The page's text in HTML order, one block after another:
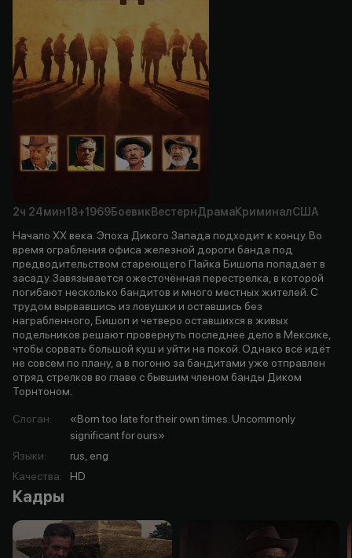
2ч 24мин18+1969Боевик ВестернДрамаКриминалСША
Начало XX века. Эпоха Дикого Запада подходит к концу. Во
время ограбления офиса железной дороги банда под
предводительством стареющего Пайка Бишопа попадает в
засаду. Завязывается ожесточённая перестрелка, в которой
погибают несколько бандитов и много местных жителей. С
трудом вырвавшись из ловушки и оставшись без
награбленного, Бишоп и четверо оставшихся в живых
подельников решают провернуть последнее дело в Мексике,
чтобы сорвать большой куш и уйти на покой. Однако всё идёт
не совсем по плану, а в погоню за бандитами уже отправлен
отряд стрелков во главе с бывшим членом банды Диком
Торнтоном.
Слоган:
«Born too late for their own times. Uncommonly
significant for ours»
Языки:
rus, eng
Качества: HD
Кадры